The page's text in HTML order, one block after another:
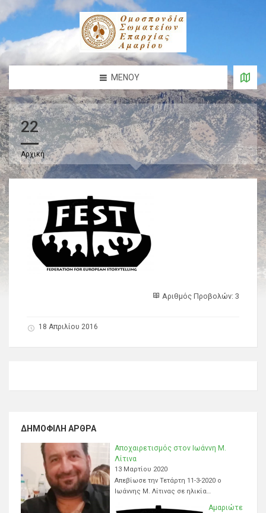
ΜΕΝΟΎ
22
Αρχική
Αριθμός Προβολών: 3
18 Απριλίου 2016
ΔΗΜΟΦΙΛΉ ΆΡΘΡΑ
Αποχαιρετισμός στον Ιωάννη Μ.
Λίτινα
13 Μαρτίου 2020
Απεβίωσε την Τετάρτη 11-3-2020 ο
Ιωάννης Μ. Λίτινας σε ηλικία…
Αμαριώτε